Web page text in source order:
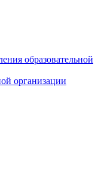
образовательной
организации